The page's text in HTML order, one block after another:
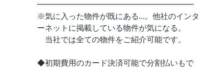
━━━━━━━━━━━━━━━━━━━━
※気に入った物件が既にある...。他社のインタ
ーネットに掲載している物件が気になる。
当社では全ての物件をご紹介可能です。
◆初期費用のカード決済可能で分割払いもで